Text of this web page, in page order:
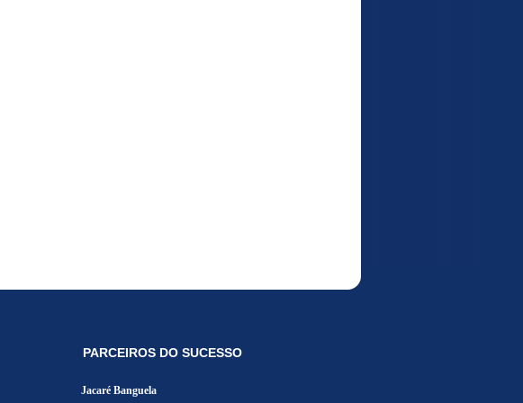
PARCEIROS DO SUCESSO
Jacaré Banguela